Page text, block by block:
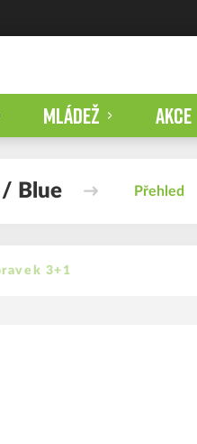
MLÁDEŽ AKCE
Blue Přehled
3+1